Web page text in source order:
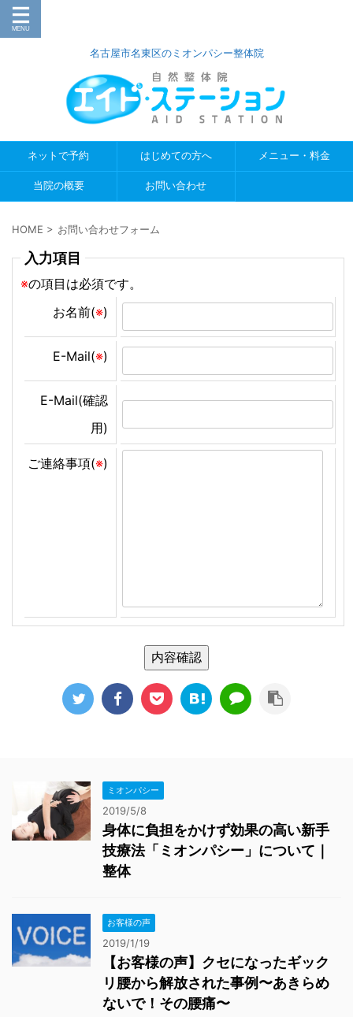
名古屋市名東区のミオンパシー整体院
ネットで予約 はじめての方へ メニュー・料金
当院の概要 お問い合わせ
HOME > お問い合わせフォーム
入力項目
※の項目は必須です。
お名前(※)
E-Mail(※)
E-Mail(確認
用)
ご連絡事項(※)
内容確認
ミオンパシー
2019/5/8
身体に負担をかけず効果の高い新手
技療法「ミオンパシー」について｜
整体
お客様の声
2019/1/19
【お客様の声】クセになったギック
リ腰から解放された事例〜あきらめ
ないで！その腰痛〜